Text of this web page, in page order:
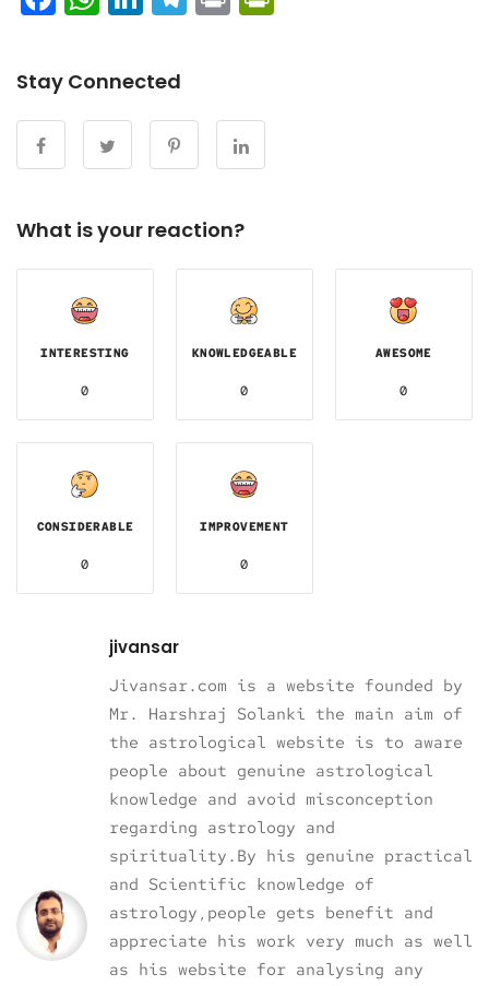
Stay Connected
What is your reaction?
INTERESTING
0
KNOWLEDGEABLE
0
AWESOME
0
CONSIDERABLE
0
IMPROVEMENT
0
jivansar
Jivansar.com is a website founded by
Mr. Harshraj Solanki the main aim of
the astrological website is to aware
people about genuine astrological
knowledge and avoid misconception
regarding astrology and
spirituality.By his genuine practical
and Scientific knowledge of
astrology,people gets benefit and
appreciate his work very much as well
as his website for analysing any